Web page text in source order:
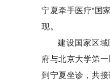
宁夏牵手医疗“国
现。
建设国家区
府与北京大学第
到宁夏坐诊，共